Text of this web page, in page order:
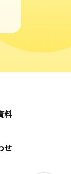
料
せ